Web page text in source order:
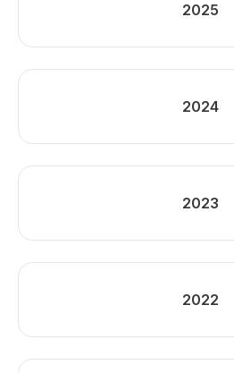
2025
2024
2023
2022